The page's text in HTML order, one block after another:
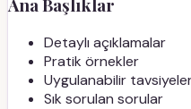
Ana Başlıklar
Detaylı açıklamalar
Pratik örnekler
Uygulanabilir
Sık sorulan sorular